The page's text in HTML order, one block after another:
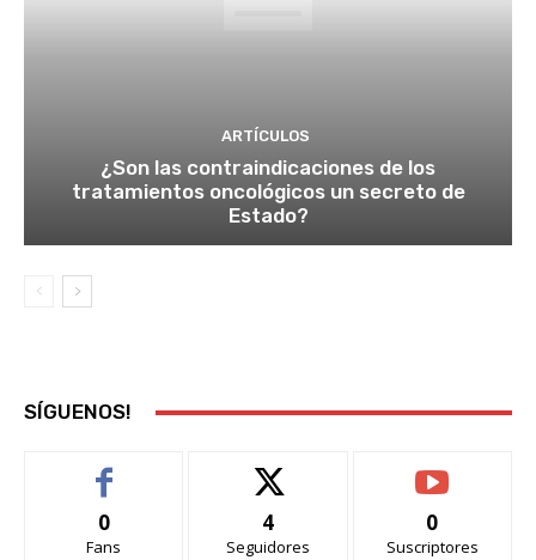
ARTÍCULOS
¿Son las contraindicaciones de los
tratamientos oncológicos un secreto de
Estado?
SÍGUENOS!
0
Fans
4
Seguidores
0
Suscriptores